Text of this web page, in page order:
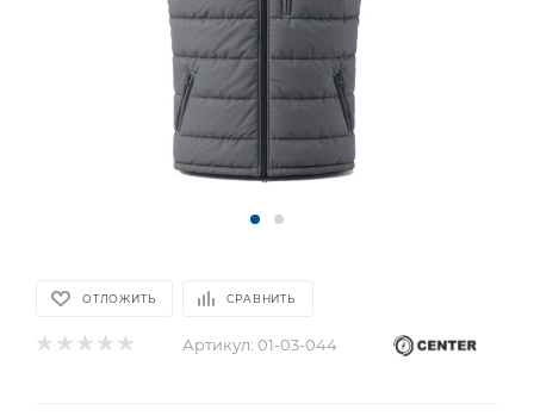
ОТЛОЖИТЬ СРАВНИТЬ
Артикул: 01-03-044